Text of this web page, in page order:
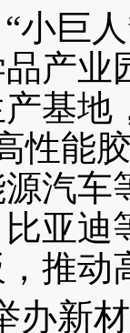
小巨
产业
基地
性能
汽车
亚迪
推动
办新